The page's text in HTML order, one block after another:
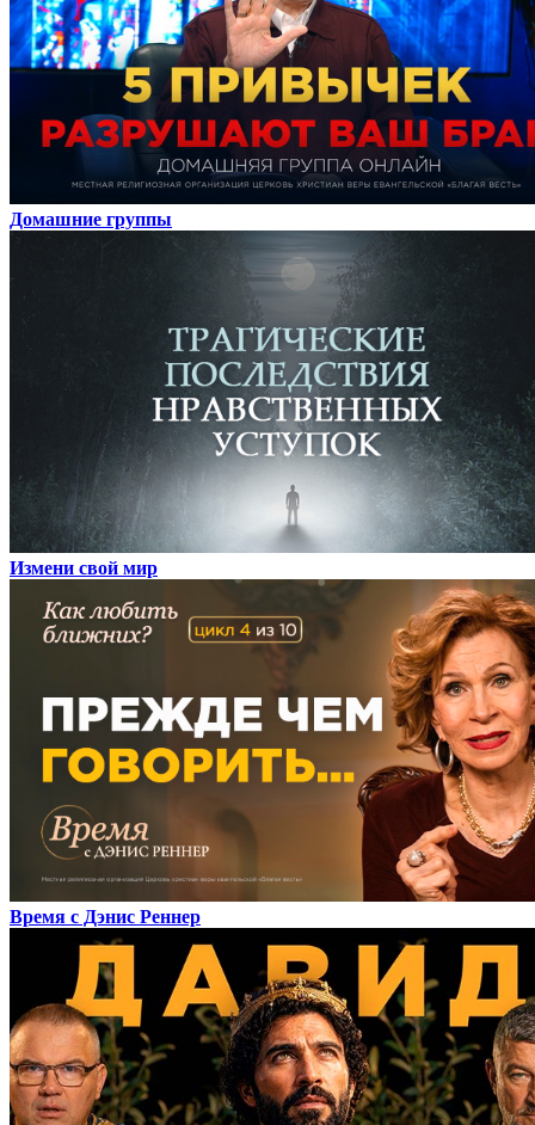
Домашние группы
Измени свой мир
Время с Дэнис Реннер